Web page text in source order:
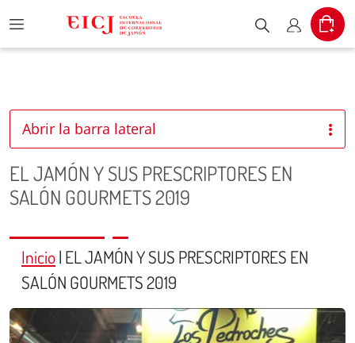
Menu
Escribe el
Mi
Cart
EL JAMÓN Y SUS PRESCRIPTORES EN
SALÓN GOURMETS 2019
Inicio| EL JAMÓN Y SUS PRESCRIPTORES EN
SALÓN GOURMETS 2019
Abrir la barra lateral